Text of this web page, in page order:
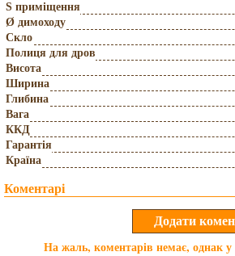
S приміщення
Ø димоходу
Скло
Полиця для дров
Висота
Ширина
Глибина
Вага
ККД
Гарантія
Країна
Коментарі
На жаль, коментарів немає, однак